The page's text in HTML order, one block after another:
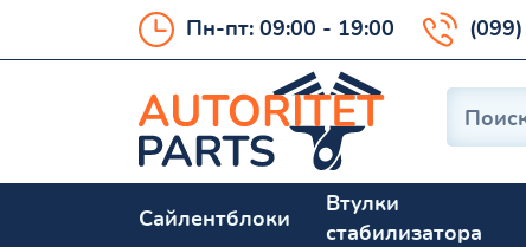
Пн-пт: 09:00 - 19:00
Сайлентблоки
Втулки
стабилизатора